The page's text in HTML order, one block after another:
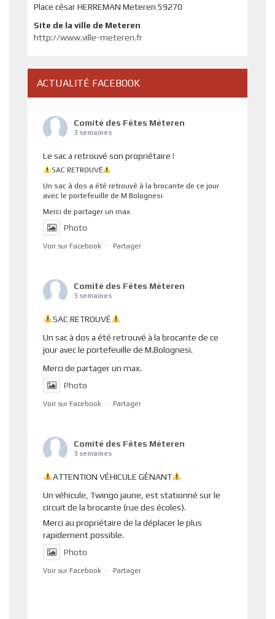
Place césar HERREMAN Meteren 59270
Site de la ville de Meteren
http://www.ville-meteren.fr
ACTUALITÉ FACEBOOK
Comité des Fêtes Méteren
3 semaines
Le sac a retrouvé son propriétaire !
SAC RETROUVÉ
Un sac à dos a été retrouvé à la brocante de ce jour
avec le portefeuille de M.Bolognesi.
Merci de partager un max.
Photo
Voir sur Facebook · Partager
Comité des Fêtes Méteren
3 semaines
SAC RETROUVÉ
Un sac à dos a été retrouvé à la brocante de ce
jour avec le portefeuille de M.Bolognesi.
Merci de partager un max.
Photo
Voir sur Facebook · Partager
Comité des Fêtes Méteren
3 semaines
ATTENTION VÉHICULE GÊNANT
Un véhicule, Twingo jaune, est stationné sur le
circuit de la brocante (rue des écoles).
Merci au propriétaire de la déplacer le plus
rapidement possible.
Photo
Voir sur Facebook · Partager